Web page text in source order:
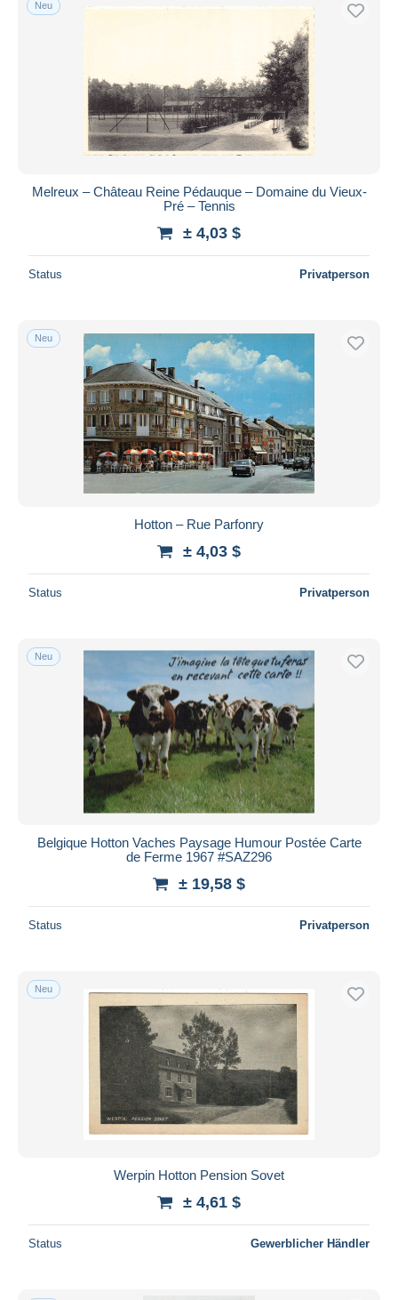
Kostenloser Versand
PayPal
Banküberweisung
Visa
Mastercard
iDeal
Wohnsitz des Verkäufers
Übernehmen
Neu
Melreux – Château Reine Pédauque – Domaine du Vieux-
Pré – Tennis
± 4,03 $
Status Privatperson
Neu
Hotton – Rue Parfonry
± 4,03 $
Status Privatperson
Neu
Belgique Hotton Vaches Paysage Humour Postée Carte
de Ferme 1967 #SAZ296
± 19,58 $
Status Privatperson
Neu
Werpin Hotton Pension Sovet
± 4,61 $
Status Gewerblicher Händler